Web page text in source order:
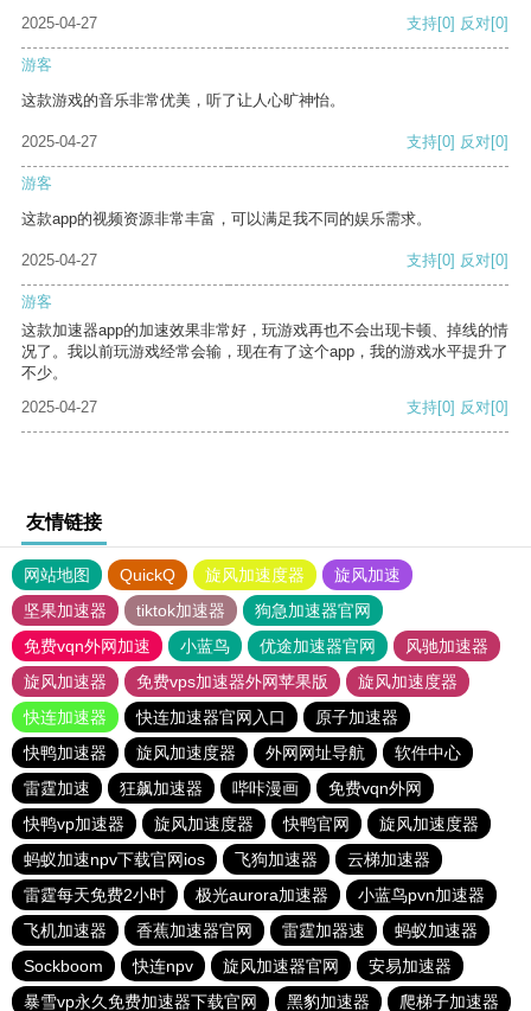
2025-04-27
支持[0] 反对[0]
游客
这款游戏的音乐非常优美，听了让人心旷神怡。
2025-04-27 支持[0] 反对[0]
游客
这款app的视频资源非常丰富，可以满足我不同的娱乐需求。
2025-04-27 支持[0] 反对[0]
游客
这款加速器app的加速效果非常好，玩游戏再也不会出现卡顿、掉线的情
况了。我以前玩游戏经常会输，现在有了这个app，我的游戏水平提升了
不少。
2025-04-27
支持[0] 反对[0]
友情链接
网站地图 QuickQ 旋风加速度器
旋风加速
坚果加速器
tiktok加速器
狗急加速器官网
免费vqn外网加速
小蓝鸟 优途加速器官网
风驰加速器
旋风加速器
免费vps加速器外网苹果版
旋风加速度器
快连加速器
快连加速器官网入口
原子加速器
快鸭加速器
旋风加速度器 外网网址导航
软件中心
雷霆加速
狂飙加速器 哔咔漫画
免费vqn外网
快鸭vp加速器
旋风加速度器 快鸭官网
旋风加速度器
蚂蚁加速npv下载官网ios
飞狗加速器
云梯加速器
雷霆每天免费2小时
极光aurora加速器
小蓝鸟pvn加速器
飞机加速器
香蕉加速器官网 雷霆加器速
蚂蚁加速器
Sockboom
快连npv 旋风加速器官网
安易加速器
暴雪vp永久免费加速器下载官网
黑豹加速器 爬梯子加速器